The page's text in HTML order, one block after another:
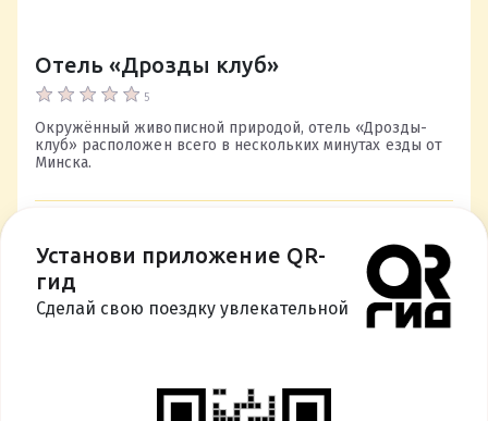
Отель «Дрозды клуб»
5
Окружённый живописной природой, отель «Дрозды-
клуб» расположен всего в нескольких минутах езды от
Минска.
Гастрономический
ПОДРОБНЕЕ
Установи приложение QR-
гид
Сделай свою поездку увлекательной